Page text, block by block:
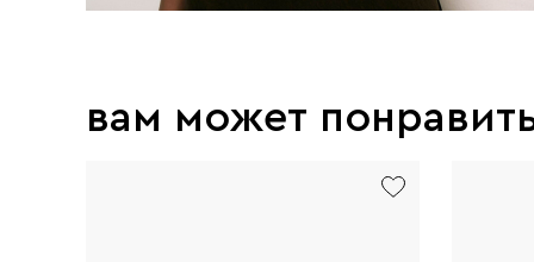
вам может